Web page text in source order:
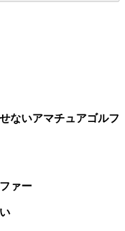
ないアマチュアゴルフ
ァー